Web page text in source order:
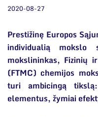
Moksliniai
Mokslo
Naujienos
Renginiai
Leidiniai
Bendri
Darbuotojams
Nuorodos
Narystė
bei asociacijose
2020-08-27
Prestižinę Europos
individualią mokslo
mokslininkas, Fizinių
(FTMC) chemijos
turi ambicingą
elementus, žymiai